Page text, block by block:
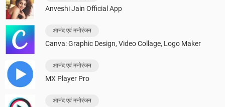
Anveshi Jain Official App
आनंद एवं मनोरंजन
Canva: Graphic Design, Video Collage, Logo Maker
आनंद एवं मनोरंजन
MX Player Pro
आनंद एवं मनोरंजन